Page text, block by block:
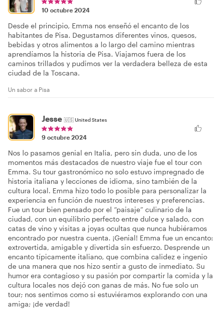
10 octubre 2024
Desde el principio, Emma nos enseñó el encanto de los
habitantes de Pisa. Degustamos diferentes vinos, quesos,
bebidas y otros alimentos a lo largo del camino mientras
aprendíamos la historia de Pisa. Viajamos fuera de los
caminos trillados y pudimos ver la verdadera belleza de esta
ciudad de la Toscana.
Un sabor a Pisa
Jesse 🇺🇸United States
9 octubre 2024
Nos lo pasamos genial en Italia, pero sin duda, uno de los
momentos más destacados de nuestro viaje fue el tour con
Emma. Su tour gastronómico no solo estuvo impregnado de
historia italiana y lecciones de idioma, sino también de la
cultura local. Emma hizo todo lo posible para personalizar la
experiencia en función de nuestros intereses y preferencias.
Fue un tour bien pensado por el “paisaje” culinario de la
ciudad, con un equilibrio perfecto entre dulce y salado, con
catas de vino y visitas a joyas ocultas que nunca hubiéramos
encontrado por nuestra cuenta. ¡Genial! Emma fue un encanto:
extrovertida, amigable y divertida sin esfuerzo. Desprende un
encanto típicamente italiano, que combina calidez e ingenio
de una manera que nos hizo sentir a gusto de inmediato. Su
humor era contagioso y su pasión por compartir la comida y la
cultura locales nos dejó con ganas de más. No fue solo un
tour; nos sentimos como si estuviéramos explorando con una
amiga; ¡de verdad!